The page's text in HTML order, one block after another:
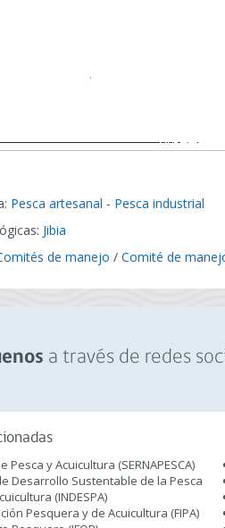
Pesca artesanal - Pesca industrial
Jibia
de manejo / Comité de
a través de redes
Pesca y Acuicultura (SERNAPESCA)
Desarrollo Sustentable de la Pesca
(INDESPA)
Pesquera y de Acuicultura (FIPA)